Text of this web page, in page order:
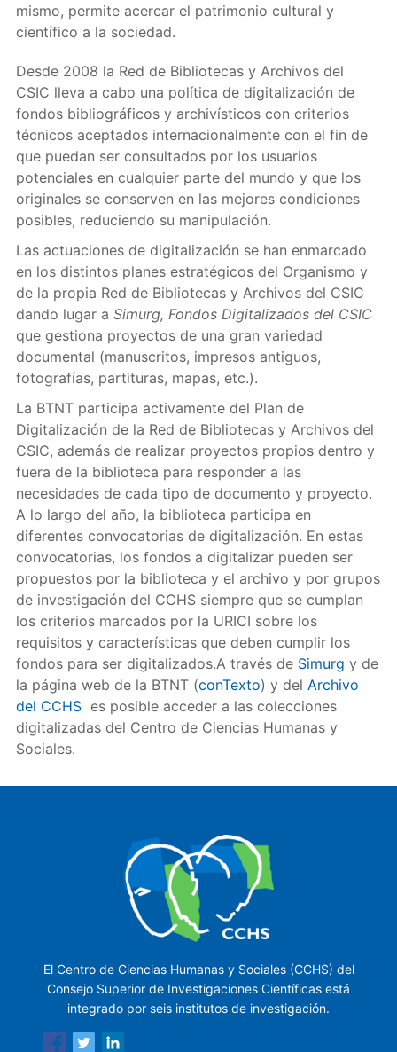
mismo, permite acercar el patrimonio cultural y
científico a la sociedad.
Desde 2008 la Red de Bibliotecas y Archivos del
CSIC lleva a cabo una política de digitalización de
fondos bibliográficos y archivísticos con criterios
técnicos aceptados internacionalmente con el fin de
que puedan ser consultados por los usuarios
potenciales en cualquier parte del mundo y que los
originales se conserven en las mejores condiciones
posibles, reduciendo su manipulación.
Las actuaciones de digitalización se han enmarcado
en los distintos planes estratégicos del Organismo y
de la propia Red de Bibliotecas y Archivos del CSIC
dando lugar a Simurg, Fondos Digitalizados del CSIC
que gestiona proyectos de una gran variedad
documental (manuscritos, impresos antiguos,
fotografías, partituras, mapas, etc.).
La BTNT participa activamente del Plan de
Digitalización de la Red de Bibliotecas y Archivos del
CSIC, además de realizar proyectos propios dentro y
fuera de la biblioteca para responder a las
necesidades de cada tipo de documento y proyecto.
A lo largo del año, la biblioteca participa en
diferentes convocatorias de digitalización. En estas
convocatorias, los fondos a digitalizar pueden ser
propuestos por la biblioteca y el archivo y por grupos
de investigación del CCHS siempre que se cumplan
los criterios marcados por la URICI sobre los
requisitos y características que deben cumplir los
fondos para ser digitalizados.A través de Simurg y de
la página web de la BTNT (conTexto) y del Archivo
del CCHSes posible acceder a las colecciones
digitalizadas del Centro de Ciencias Humanas y
Sociales.
El Centro de Ciencias Humanas y Sociales (CCHS) del
Consejo Superior de Investigaciones Científicas está
integrado por seis institutos de investigación.